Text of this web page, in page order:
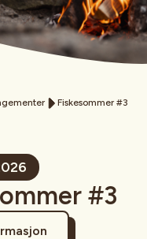
Fiskesommer #3
#3